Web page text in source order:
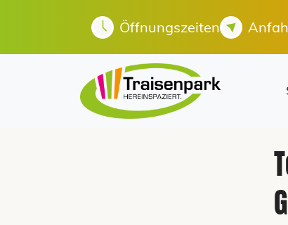
Öffnungszeiten